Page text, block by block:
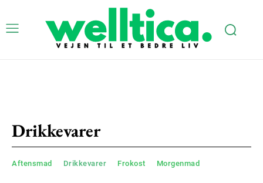
Drikkevarer
Aftensmad Drikkevarer Frokost Morgenmad